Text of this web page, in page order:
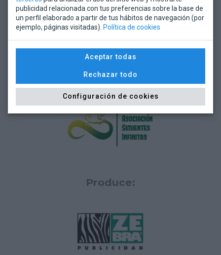
Produce:
publicidad relacionada con tus preferencias sobre la base de
un perfil elaborado a partir de tus hábitos de navegación (por
ejemplo, páginas visitadas). Política de cookies
Aceptar todas
Rechazar todo
Configuración de cookies